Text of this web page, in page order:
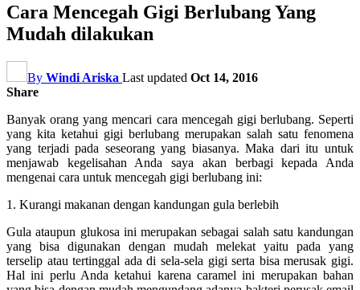
Cara Mencegah Gigi Berlubang Yang
Mudah dilakukan
By Windi Ariska Last updated Oct 14, 2016
Share
Banyak orang yang mencari cara mencegah gigi berlubang. Seperti
yang kita ketahui gigi berlubang merupakan salah satu fenomena
yang terjadi pada seseorang yang biasanya. Maka dari itu untuk
menjawab kegelisahan Anda saya akan berbagi kepada Anda
mengenai cara untuk mencegah gigi berlubang ini:
1. Kurangi makanan dengan kandungan gula berlebih
Gula ataupun glukosa ini merupakan sebagai salah satu kandungan
yang bisa digunakan dengan mudah melekat yaitu pada yang
terselip atau tertinggal ada di sela-sela gigi serta bisa merusak gigi.
Hal ini perlu Anda ketahui karena caramel ini merupakan bahan